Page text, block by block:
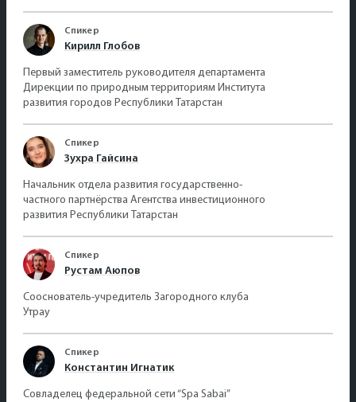
Спикер
Кирилл Глобов
Первый заместитель руководителя департамента
Дирекции по природным территориям Института
развития городов Республики Татарстан
Спикер
Зухра Гайсина
Начальник отдела развития государственно-
частного партнёрства Агентства инвестиционного
развития Республики Татарстан
Спикер
Рустам Аюпов
Сооснователь-учредитель Загородного клуба
Утрау
Спикер
Константин Игнатик
Совладелец федеральной сети “Spa Sabai”